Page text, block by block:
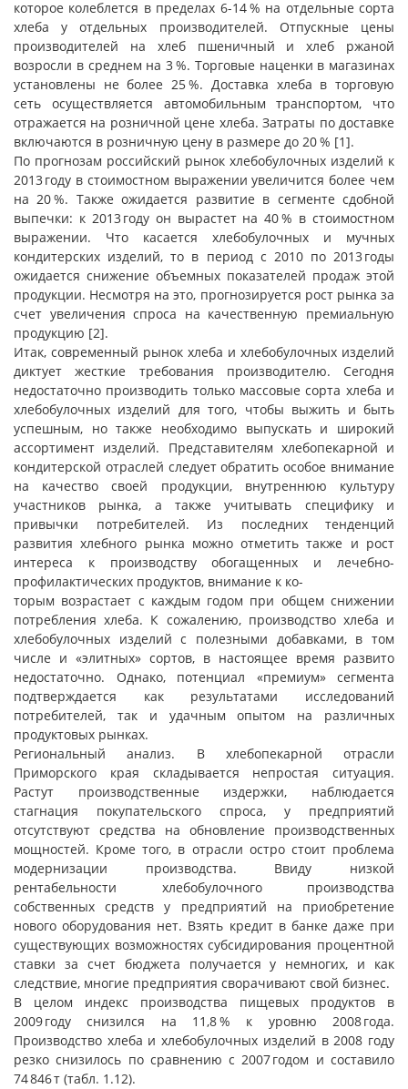
которое колеблется в пределах 6-14 % на отдельные сорта
хлеба у отдельных производителей. Отпускные цены
производителей на хлеб пшеничный и хлеб ржаной
возросли в среднем на 3 %. Торговые наценки в магазинах
установлены не более 25 %. Доставка хлеба в торговую
сеть осуществляется автомобильным транспортом, что
отражается на розничной цене хлеба. Затраты по доставке
включаются в розничную цену в размере до 20 % [1].
По прогнозам российский рынок хлебобулочных изделий к
2013 году в стоимостном выражении увеличится более чем
на 20 %. Также ожидается развитие в сегменте сдобной
выпечки: к 2013 году он вырастет на 40 % в стоимостном
выражении. Что касается хлебобулочных и мучных
кондитерских изделий, то в период с 2010 по 2013 годы
ожидается снижение объемных показателей продаж этой
продукции. Несмотря на это, прогнозируется рост рынка за
счет увеличения спроса на качественную премиальную
продукцию [2].
Итак, современный рынок хлеба и хлебобулочных изделий
диктует жесткие требования производителю. Сегодня
недостаточно производить только массовые сорта хлеба и
хлебобулочных изделий для того, чтобы выжить и быть
успешным, но также необходимо выпускать и широкий
ассортимент изделий. Представителям хлебопекарной и
кондитерской отраслей следует обратить особое внимание
на качество своей продукции, внутреннюю культуру
участников рынка, а также учитывать специфику и
привычки потребителей. Из последних тенденций
развития хлебного рынка можно отметить также и рост
интереса к производству обогащенных и лечебно-
профилактических продуктов, внимание к ко-
торым возрастает с каждым годом при общем снижении
потребления хлеба. К сожалению, производство хлеба и
хлебобулочных изделий с полезными добавками, в том
числе и «элитных» сортов, в настоящее время развито
недостаточно. Однако, потенциал «премиум» сегмента
подтверждается как результатами исследований
потребителей, так и удачным опытом на различных
продуктовых рынках.
Региональный анализ. В хлебопекарной отрасли
Приморского края складывается непростая ситуация.
Растут производственные издержки, наблюдается
стагнация покупательского спроса, у предприятий
отсутствуют средства на обновление производственных
мощностей. Кроме того, в отрасли остро стоит проблема
модернизации производства. Ввиду низкой
рентабельности хлебобулочного производства
собственных средств у предприятий на приобретение
нового оборудования нет. Взять кредит в банке даже при
существующих возможностях субсидирования процентной
ставки за счет бюджета получается у немногих, и как
следствие, многие предприятия сворачивают свой бизнес.
В целом индекс производства пищевых продуктов в
2009 году снизился на 11,8 % к уровню 2008 года.
Производство хлеба и хлебобулочных изделий в 2008 году
резко снизилось по сравнению с 2007 годом и составило
74 846 т (табл. 1.12).